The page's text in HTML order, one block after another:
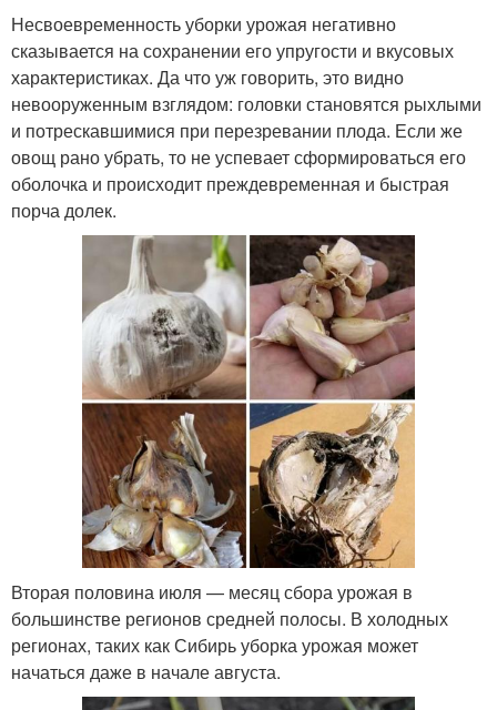
Несвоевременность уборки урожая негативно
сказывается на сохранении его упругости и вкусовых
характеристиках. Да что уж говорить, это видно
невооруженным взглядом: головки становятся рыхлыми
и потрескавшимися при перезревании плода. Если же
овощ рано убрать, то не успевает сформироваться его
оболочка и происходит преждевременная и быстрая
порча долек.
Вторая половина июля — месяц сбора урожая в
большинстве регионов средней полосы. В холодных
регионах, таких как Сибирь уборка урожая может
начаться даже в начале августа.